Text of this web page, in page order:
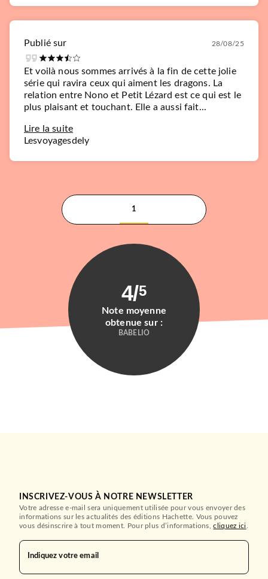
Le Fantastique voyage de
Publié sur 28/08/25
Et voilà nous sommes arrivés à la fin de cette jolie
série qui ravira ceux qui aiment les dragons. La
relation entre Nono et Petit Lézard est ce qui est le
plus plaisant et touchant. Elle a aussi fait...
Lire la suite
Lesvoyagesdely
1
4/5
Note moyenne
obtenue sur :
BABELIO
INSCRIVEZ-VOUS À NOTRE NEWSLETTER
Votre adresse e-mail sera uniquement utilisée pour vous envoyer des
informations sur les actualités des éditions Hachette. Vous pouvez
vous désinscrire à tout moment. Pour plus d’informations,cliquez ici
Indiquez votre email